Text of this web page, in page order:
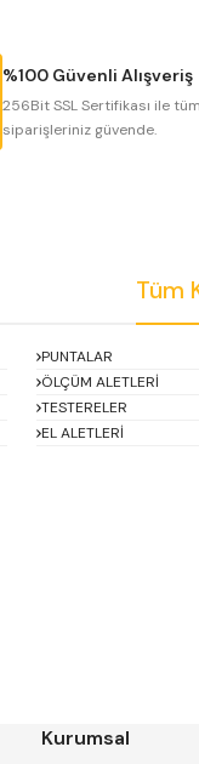
%100 Güvenli Alışveriş
256Bit SSL Sertifikası ile tüm
siparişleriniz güvende.
Tüm
PUNTALAR
ÖLÇÜM ALETLERİ
TESTERELER
EL ALETLERİ
HAKANSSON
Kurumsal